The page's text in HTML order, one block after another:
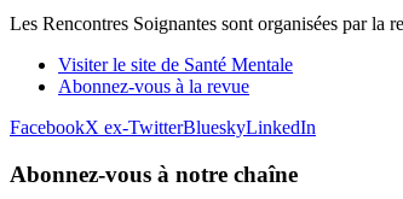
Les Rencontres Soignantes sont organisées par la
Visiter le site de Santé Mentale
Abonnez-vous à la revue
FacebookX ex-TwitterBlueskyLinkedIn
Abonnez-vous à notre chaîne